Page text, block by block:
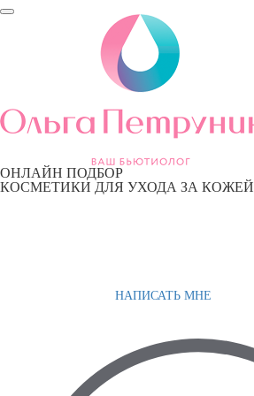
ОНЛАЙН ПОДБОР
КОСМЕТИКИ ДЛЯ УХОДА ЗА КОЖЕЙ
НАПИСАТЬ МНЕ